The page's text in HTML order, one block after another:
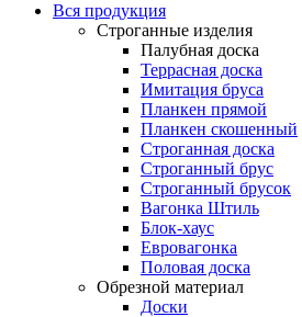
Вся продукция
Строганные изделия
Палубная доска
Террасная доска
Имитация бруса
Планкен прямой
Планкен скошенный
Строганная доска
Строганный брус
Строганный брусок
Вагонка Штиль
Блок-хаус
Евровагонка
Половая доска
Обрезной материал
Доски